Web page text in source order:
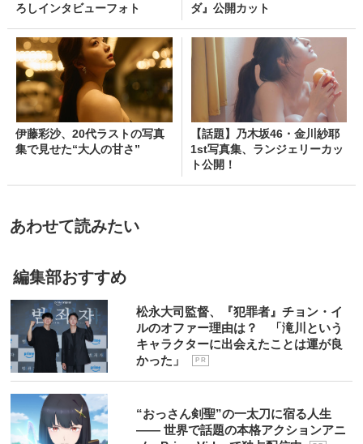
ろしインタビューフォト
ダ』公開カット
伊藤彩沙、20代ラストの写真
集で見せた“大人の甘さ”
【話題】乃木坂46・金川紗耶
1st写真集、ランジェリーカッ
ト公開！
あわせて読みたい
編集部おすすめ
松永大司監督、『犯罪者』チョン・イ
ルのオファー理由は？ 「滝川という
キャラクターに出会えたことは運が良
かった」
P R
“おっさん剣聖”の一太刀に宿る人生
―― 世界で話題の本格アクションアニ